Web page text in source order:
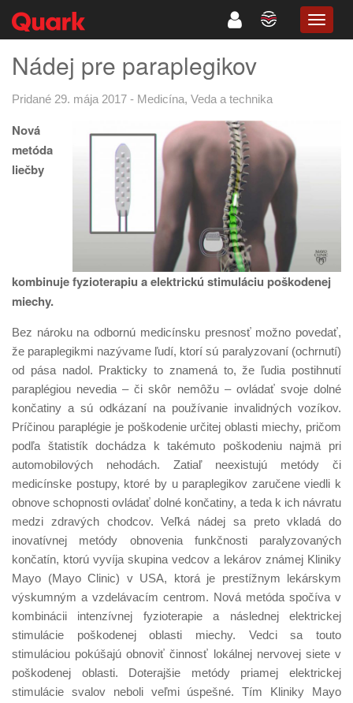
Nádej pre paraplegikov
Pridané 29. mája 2017 - Medicína, Veda a technika
Nová
metóda
liečby
kombinuje fyzioterapiu a elektrickú stimuláciu poškodenej
miechy.
Bez nároku na odbornú medicínsku presnosť možno povedať,
že paraplegikmi nazývame ľudí, ktorí sú paralyzovaní (ochrnutí)
od pása nadol. Prakticky to znamená to, že ľudia postihnutí
paraplégiou nevedia – či skôr nemôžu – ovládať svoje dolné
končatiny a sú odkázaní na používanie invalidných vozíkov.
Príčinou paraplégie je poškodenie určitej oblasti miechy, pričom
podľa štatistík dochádza k takémuto poškodeniu najmä pri
automobilových nehodách. Zatiaľ neexistujú metódy či
medicínske postupy, ktoré by u paraplegikov zaručene viedli k
obnove schopnosti ovládať dolné končatiny, a teda k ich návratu
medzi zdravých chodcov. Veľká nádej sa preto vkladá do
inovatívnej metódy obnovenia funkčnosti paralyzovaných
končatín, ktorú vyvíja skupina vedcov a lekárov známej Kliniky
Mayo (Mayo Clinic) v USA, ktorá je prestížnym lekárskym
výskumným a vzdelávacím centrom. Nová metóda spočíva v
kombinácii intenzívnej fyzioterapie a následnej elektrickej
stimulácie poškodenej oblasti miechy. Vedci sa touto
stimuláciou pokúšajú obnoviť činnosť lokálnej nervovej siete v
poškodenej oblasti. Doterajšie metódy priamej elektrickej
stimulácie svalov neboli veľmi úspešné. Tím Kliniky Mayo